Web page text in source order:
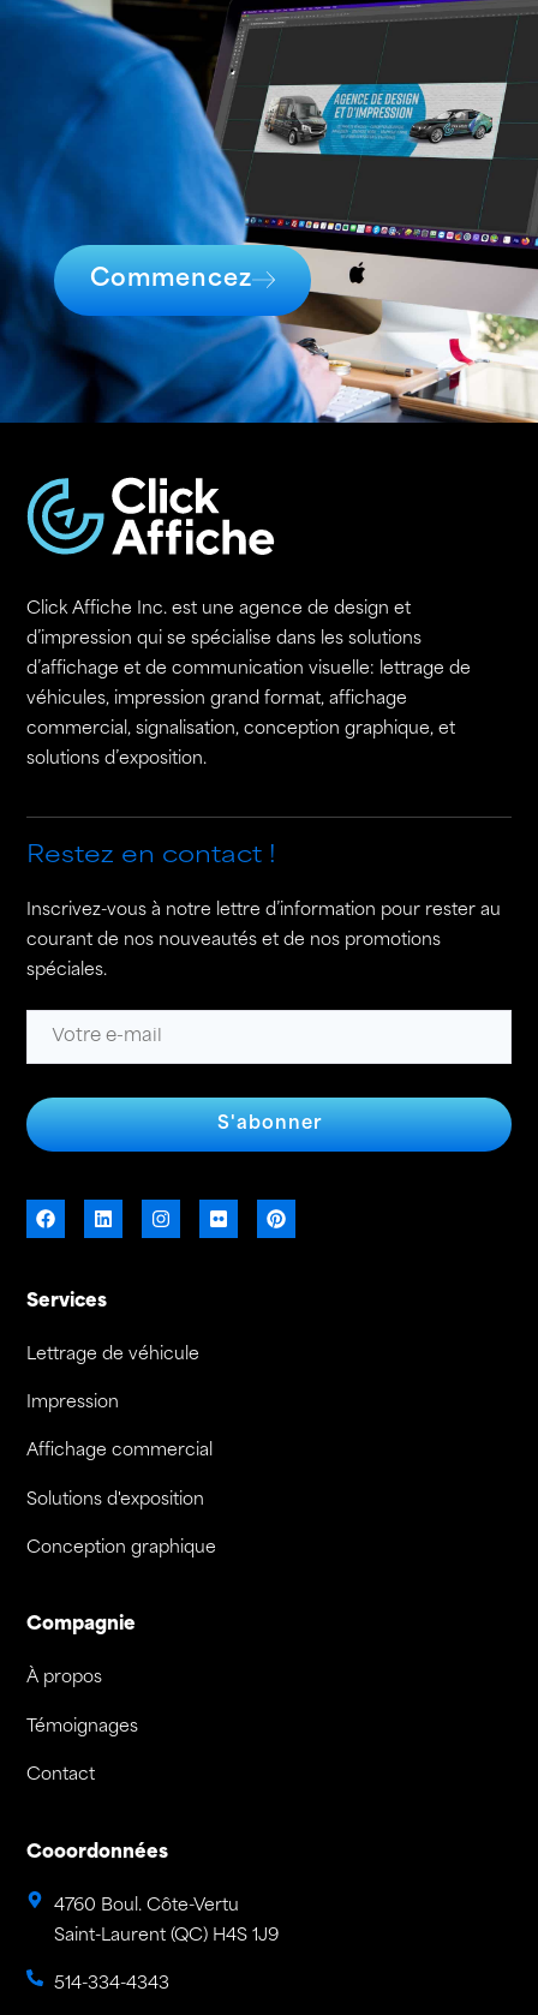
Commencez
Click Affiche Inc. est une agence de design et
d’impression qui se spécialise dans les solutions
d’affichage et de communication visuelle: lettrage de
véhicules, impression grand format, affichage
commercial, signalisation, conception graphique, et
solutions d’exposition.
Restez en contact !
Inscrivez-vous à notre lettre d’information pour rester au
courant de nos nouveautés et de nos promotions
spéciales.
S'abonner
Services
Lettrage de véhicule
Impression
Affichage commercial
Solutions d'exposition
Conception graphique
Compagnie
À propos
Témoignages
Contact
Cooordonnées
4760 Boul. Côte-Vertu
Saint-Laurent (QC) H4S 1J9
514-334-4343